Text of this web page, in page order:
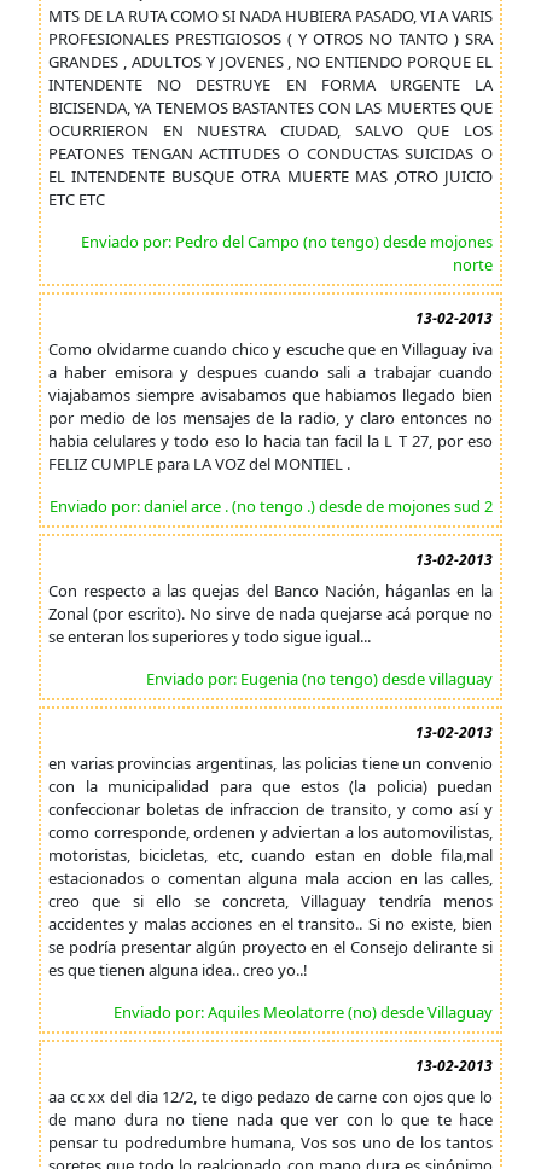
MTS DE LA RUTA COMO SI NADA HUBIERA PASADO, VI A VARIS
PROFESIONALES PRESTIGIOSOS ( Y OTROS NO TANTO ) SRA
GRANDES , ADULTOS Y JOVENES , NO ENTIENDO PORQUE EL
INTENDENTE NO DESTRUYE EN FORMA URGENTE LA
BICISENDA, YA TENEMOS BASTANTES CON LAS MUERTES QUE
OCURRIERON EN NUESTRA CIUDAD, SALVO QUE LOS
PEATONES TENGAN ACTITUDES O CONDUCTAS SUICIDAS O
EL INTENDENTE BUSQUE OTRA MUERTE MAS ,OTRO JUICIO
ETC ETC
Enviado por: Pedro del Campo (no tengo) desde mojones
norte
13-02-2013
Como olvidarme cuando chico y escuche que en Villaguay iva
a haber emisora y despues cuando sali a trabajar cuando
viajabamos siempre avisabamos que habiamos llegado bien
por medio de los mensajes de la radio, y claro entonces no
habia celulares y todo eso lo hacia tan facil la L T 27, por eso
FELIZ CUMPLE para LA VOZ del MONTIEL .
Enviado por: daniel arce . (no tengo .) desde de mojones sud 2
13-02-2013
Con respecto a las quejas del Banco Nación, háganlas en la
Zonal (por escrito). No sirve de nada quejarse acá porque no
se enteran los superiores y todo sigue igual...
Enviado por: Eugenia (no tengo) desde villaguay
13-02-2013
en varias provincias argentinas, las policias tiene un convenio
con la municipalidad para que estos (la policia) puedan
confeccionar boletas de infraccion de transito, y como así y
como corresponde, ordenen y adviertan a los automovilistas,
motoristas, bicicletas, etc, cuando estan en doble fila,mal
estacionados o comentan alguna mala accion en las calles,
creo que si ello se concreta, Villaguay tendría menos
accidentes y malas acciones en el transito.. Si no existe, bien
se podría presentar algún proyecto en el Consejo delirante si
es que tienen alguna idea.. creo yo..!
Enviado por: Aquiles Meolatorre (no) desde Villaguay
13-02-2013
aa cc xx del dia 12/2, te digo pedazo de carne con ojos que lo
de mano dura no tiene nada que ver con lo que te hace
pensar tu podredumbre humana, Vos sos uno de los tantos